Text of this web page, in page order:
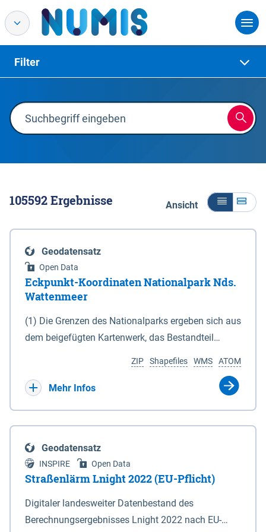
Filter
105592Ergebnisse Ansicht
Geodatensatz
Open Data
Eckpunkt-Koordinaten Nationalpark Nds.
Wattenmeer
(1) Die Grenzen des Nationalparks ergeben sich aus
dem beigefügten Kartenwerk, das Bestandteil
(DTK) im Maßstab 1 : 100 000 (Anlage 2), 2.
verkleinerte Amtliche Karte 1 : 5 000 (AK5) im
projizierte Koordinaten im Europäischen
Terrestrischen Referenzsystem 1989 (ETRS 89) mit
der Universalen Transversalen Mercator-Abbildung
bezogen auf die Zone 32 N (UTM 32N) dargestellt
(Anlage 4); Gleiches gilt für die geografischen
ATOM
WMS
Shapefiles
ZIP
Mehr Infos
Geodatensatz
INSPIRE Open Data
Straßenlärm Lnight 2022 (EU-Pflicht)
Digitaler landesweiter Datenbestand des
Berechnungsergebnisses Lnight 2022 nach EU-